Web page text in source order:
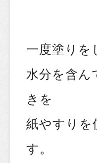
一度塗りを
水分を含
きを
紙やすり
す。